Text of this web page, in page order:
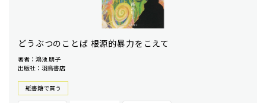
どうぶつのことば 根源的暴力をこえて
著者：鴻池 朋子
出版社：羽鳥書店
紙書籍で買う